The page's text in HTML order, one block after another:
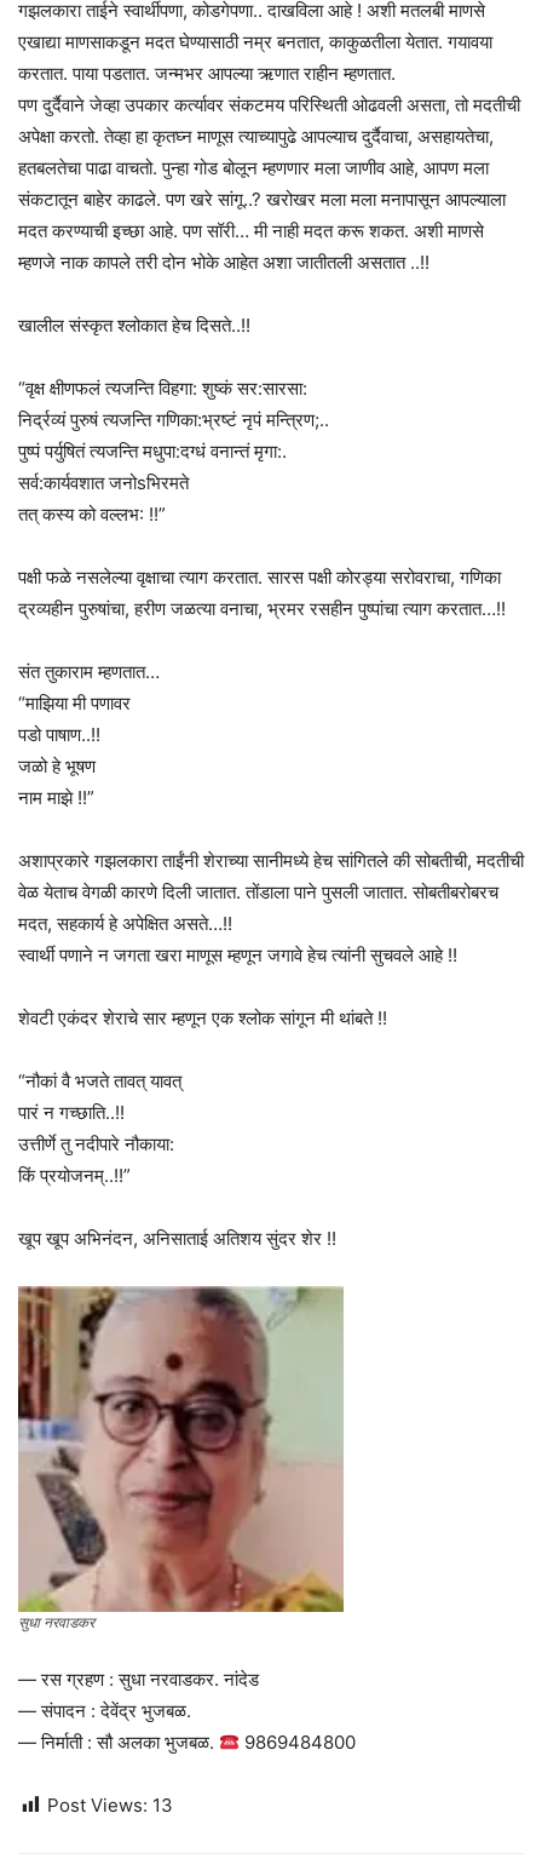
गझलकारा ताईने स्वार्थीपणा, कोडगेपणा.. दाखविला आहे ! अशी मतलबी माणसे
एखाद्या माणसाकडून मदत घेण्यासाठी नम्र बनतात, काकुळतीला येतात. गयावया
करतात. पाया पडतात. जन्मभर आपल्या ऋणात राहीन म्हणतात.
पण दुर्दैवाने जेव्हा उपकार कर्त्यावर संकटमय परिस्थिती ओढवली असता, तो मदतीची
अपेक्षा करतो. तेव्हा हा कृतघ्न माणूस त्याच्यापुढे आपल्याच दुर्दैवाचा, असहायतेचा,
हतबलतेचा पाढा वाचतो. पुन्हा गोड बोलून म्हणणार मला जाणीव आहे, आपण मला
संकटातून बाहेर काढले. पण खरे सांगू..? खरोखर मला मला मनापासून आपल्याला
मदत करण्याची इच्छा आहे. पण सॉरी… मी नाही मदत करू शकत. अशी माणसे
म्हणजे नाक कापले तरी दोन भोके आहेत अशा जातीतली असतात ..!!
खालील संस्कृत श्लोकात हेच दिसते..!!
“वृक्ष क्षीणफलं त्यजन्ति विहगा: शुष्कं सर:सारसा:
निर्द्रव्यं पुरुषं त्यजन्ति गणिका:भ्रष्टं नृपं मन्त्रिण;..
पुष्पं पर्युषितं त्यजन्ति मधुपा:दग्धं वनान्तं मृगा:.
सर्व:कार्यवशात जनोsभिरमते
तत् कस्य को वल्लभ: !!”
पक्षी फळे नसलेल्या वृक्षाचा त्याग करतात. सारस पक्षी कोरड्या सरोवराचा, गणिका
द्रव्यहीन पुरुषांचा, हरीण जळत्या वनाचा, भ्रमर रसहीन पुष्पांचा त्याग करतात…!!
संत तुकाराम म्हणतात…
“माझिया मी पणावर
पडो पाषाण..!!
जळो हे भूषण
नाम माझे !!”
अशाप्रकारे गझलकारा ताईंनी शेराच्या सानीमध्ये हेच सांगितले की सोबतीची, मदतीची
वेळ येताच वेगळी कारणे दिली जातात. तोंडाला पाने पुसली जातात. सोबतीबरोबरच
मदत, सहकार्य हे अपेक्षित असते…!!
स्वार्थी पणाने न जगता खरा माणूस म्हणून जगावे हेच त्यांनी सुचवले आहे !!
शेवटी एकंदर शेराचे सार म्हणून एक श्लोक सांगून मी थांबते !!
“नौकां वै भजते तावत् यावत्
पारं न गच्छाति..!!
उत्तीर्णे तु नदीपारे नौकाया:
किं प्रयोजनम्..!!”
खूप खूप अभिनंदन, अनिसाताई अतिशय सुंदर शेर !!
सुधा नरवाडकर
— रस ग्रहण : सुधा नरवाडकर. नांदेड
— संपादन : देवेंद्र भुजबळ.
— निर्माती : सौ अलका भुजबळ.
9869484800
Post Views: 13